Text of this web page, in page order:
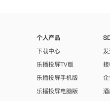
个人产品
下载中心
乐播投屏TV版
乐播投屏手机版
乐播投屏电脑版